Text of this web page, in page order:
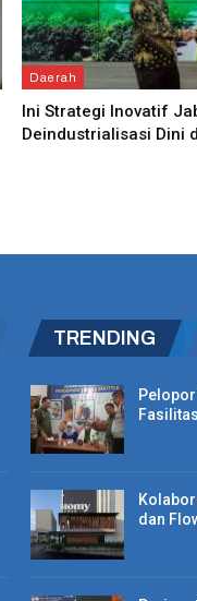
Daerah
Ini Strategi Inovatif
Deindustrialisasi Dini
TRENDING
dan